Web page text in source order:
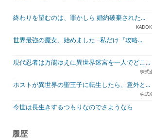
終わりを望むのは、罪かしら 婚約破棄された...
世界最強の魔女、始めました ~私だけ『攻略...
現代忍者は万能ゆえに異世界迷宮を一人でどこ...
株式
ホストが異世界の聖王子に転生したら、意外と...
株式
今世は長生きするつもりなのでさようなら
ジュリとエレナの森の相談所 ~付与の力であ...
履歴